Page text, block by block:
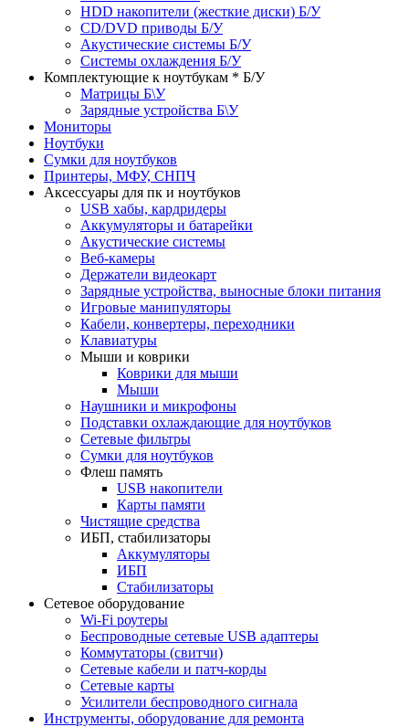
HDD накопители (жесткие диски) Б/У
CD/DVD приводы Б/У
Акустические системы Б/У
Системы охлаждения Б/У
Комплектующие к ноутбукам * Б/У
Матрицы Б\У
Зарядные устройства Б\У
Мониторы
Ноутбуки
Сумки для ноутбуков
Принтеры, МФУ, СНПЧ
Аксессуары для пк и ноутбуков
USB хабы, кардридеры
Аккумуляторы и батарейки
Акустические системы
Веб-камеры
Держатели видеокарт
Зарядные устройства, выносные блоки питания
Игровые манипуляторы
Кабели, конвертеры, переходники
Клавиатуры
Мыши и коврики
Коврики для мыши
Мыши
Наушники и микрофоны
Подставки охлаждающие для ноутбуков
Сетевые фильтры
Сумки для ноутбуков
Флеш память
USB накопители
Карты памяти
Чистящие средства
ИБП, стабилизаторы
Аккумуляторы
ИБП
Стабилизаторы
Сетевое оборудование
Wi-Fi роутеры
Беспроводные сетевые USB адаптеры
Коммутаторы (свитчи)
Сетевые кабели и патч-корды
Сетевые карты
Усилители беспроводного сигнала
Инструменты, оборудование для ремонта